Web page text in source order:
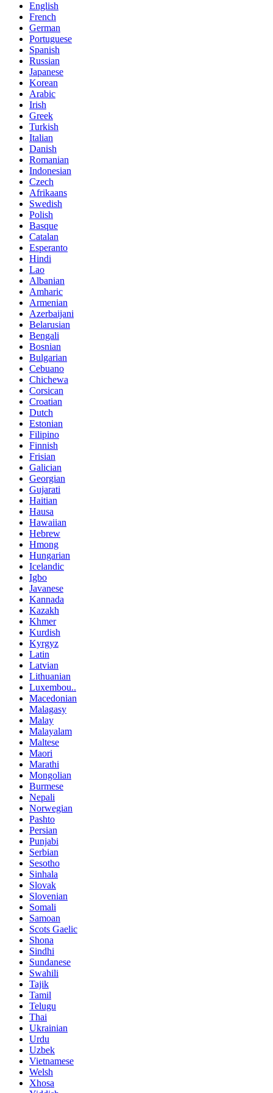
English
French
German
Portuguese
Spanish
Russian
Japanese
Korean
Arabic
Irish
Greek
Turkish
Italian
Danish
Romanian
Indonesian
Czech
Afrikaans
Swedish
Polish
Basque
Catalan
Esperanto
Hindi
Lao
Albanian
Amharic
Armenian
Azerbaijani
Belarusian
Bengali
Bosnian
Bulgarian
Cebuano
Chichewa
Corsican
Croatian
Dutch
Estonian
Filipino
Finnish
Frisian
Galician
Georgian
Gujarati
Haitian
Hausa
Hawaiian
Hebrew
Hmong
Hungarian
Icelandic
Igbo
Javanese
Kannada
Kazakh
Khmer
Kurdish
Kyrgyz
Latin
Latvian
Lithuanian
Luxembou..
Macedonian
Malagasy
Malay
Malayalam
Maltese
Maori
Marathi
Mongolian
Burmese
Nepali
Norwegian
Pashto
Persian
Punjabi
Serbian
Sesotho
Sinhala
Slovak
Slovenian
Somali
Samoan
Scots Gaelic
Shona
Sindhi
Sundanese
Swahili
Tajik
Tamil
Telugu
Thai
Ukrainian
Urdu
Uzbek
Vietnamese
Welsh
Xhosa